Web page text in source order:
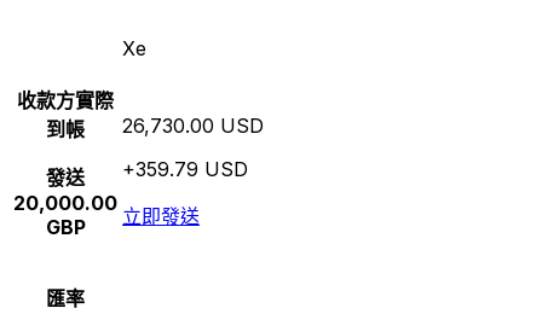
Xe
收款方實際
到帳
發送
20,000.00
GBP
26,730.00 USD
+359.79 USD
立即發送
匯率